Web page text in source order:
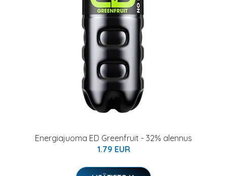
Energiajuoma ED Greenfruit - 32% alennus
1.79 EUR